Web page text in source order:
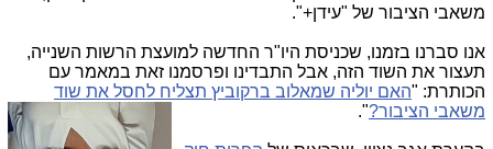
משאבי הציבור של "עידן+".
אנו סברנו בזמנו, שכניסת היו"ר החדשה למועצת הרשות השנייה,
תעצור את השוד הזה, אבל התבדינו ופרסמנו זאת במאמר עם
הכותרת: "האם יוליה שמאלוב ברקוביץ תצליח לחסל את שוד
משאבי הציבור?".